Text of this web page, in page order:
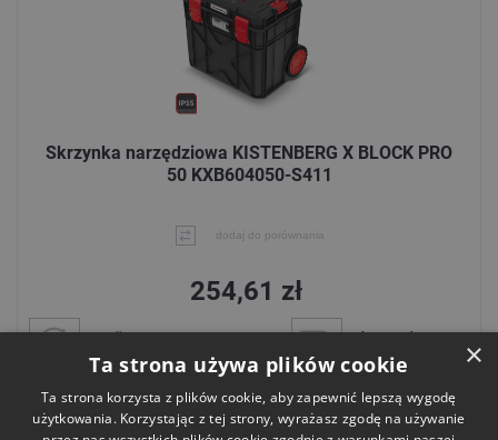
Skrzynka narzędziowa KISTENBERG X BLOCK PRO
50 KXB604050-S411
dodaj do porównania
254,61 zł
wysyłka
darmowa dostawa
Do koszyka
×
Ta strona używa plików cookie
Ta strona korzysta z plików cookie, aby zapewnić lepszą wygodę
użytkowania. Korzystając z tej strony, wyrażasz zgodę na używanie